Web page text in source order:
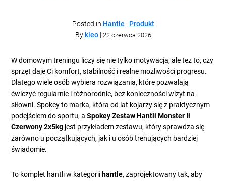
Posted in Hantle | Produkt
By kleo| 22 czerwca 2026
W domowym treningu liczy się nie tylko motywacja, ale też to, czy
sprzęt daje Ci komfort, stabilność i realne możliwości progresu.
Dlatego wiele osób wybiera rozwiązania, które pozwalają
ćwiczyć regularnie i różnorodnie, bez konieczności wizyt na
siłowni. Spokey to marka, która od lat kojarzy się z praktycznym
podejściem do sportu, aSpokey Zestaw Hantli Monster Ii
Czerwony 2x5kg jest przykładem zestawu, który sprawdza się
zarówno u początkujących, jak i u osób trenujących bardziej
świadomie.
To komplet hantli w kategorii hantle, zaprojektowany tak, aby